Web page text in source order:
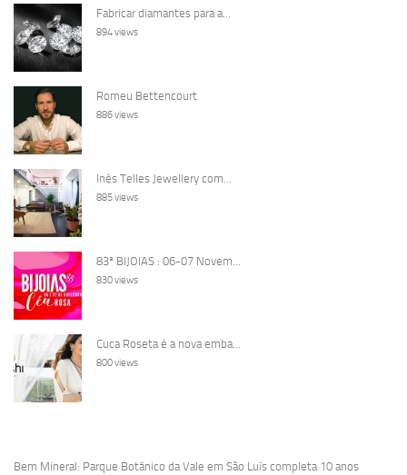
Fabricar diamantes para a...
894 views
Romeu Bettencourt
886 views
Inês Telles Jewellery com...
885 views
83ª BIJOIAS : 06-07 Novem...
830 views
Cuca Roseta é a nova emba...
800 views
Bem Mineral: Parque Botânico da Vale em São Luís completa 10 anos